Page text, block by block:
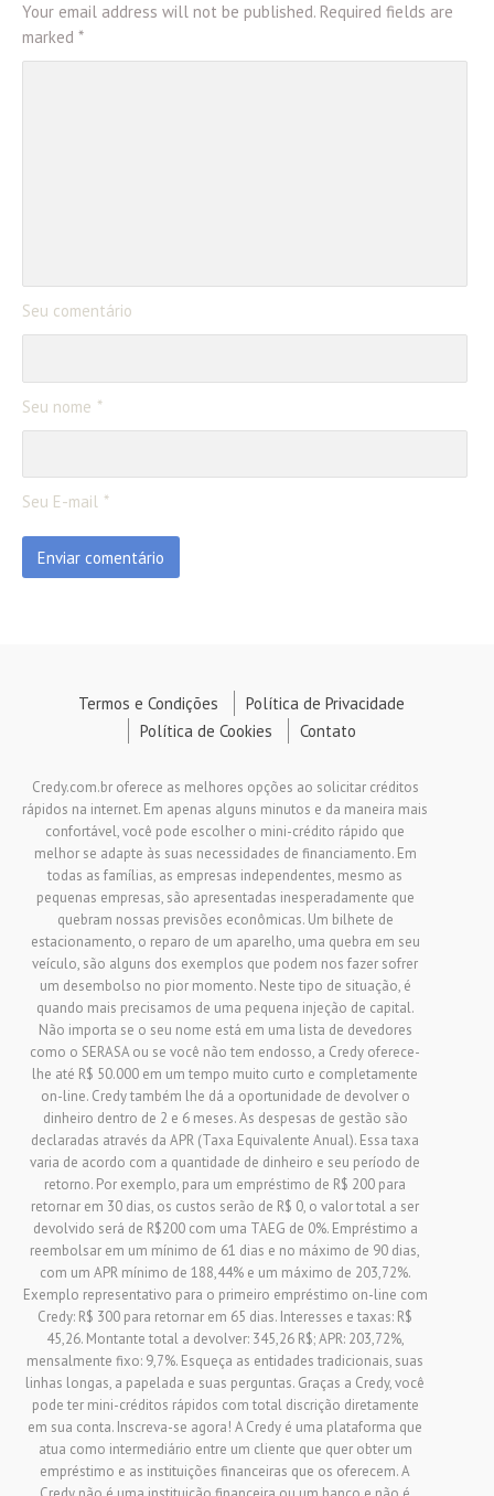
Your email address will not be published. Required fields are
marked *
Seu comentário
Seu nome
Seu E-mail
Termos e Condições
Política de Privacidade
Política de Cookies
Contato
Credy.com.br oferece as melhores opções ao solicitar créditos
rápidos na internet. Em apenas alguns minutos e da maneira mais
confortável, você pode escolher o mini-crédito rápido que
melhor se adapte às suas necessidades de financiamento. Em
todas as famílias, as empresas independentes, mesmo as
pequenas empresas, são apresentadas inesperadamente que
quebram nossas previsões econômicas. Um bilhete de
estacionamento, o reparo de um aparelho, uma quebra em seu
veículo, são alguns dos exemplos que podem nos fazer sofrer
um desembolso no pior momento. Neste tipo de situação, é
quando mais precisamos de uma pequena injeção de capital.
Não importa se o seu nome está em uma lista de devedores
como o SERASA ou se você não tem endosso, a Credy oferece-
lhe até R$ 50.000 em um tempo muito curto e completamente
on-line. Credy também lhe dá a oportunidade de devolver o
dinheiro dentro de 2 e 6 meses. As despesas de gestão são
declaradas através da APR (Taxa Equivalente Anual). Essa taxa
varia de acordo com a quantidade de dinheiro e seu período de
retorno. Por exemplo, para um empréstimo de R$ 200 para
retornar em 30 dias, os custos serão de R$ 0, o valor total a ser
devolvido será de R$200 com uma TAEG de 0%. Empréstimo a
reembolsar em um mínimo de 61 dias e no máximo de 90 dias,
com um APR mínimo de 188,44% e um máximo de 203,72%.
Exemplo representativo para o primeiro empréstimo on-line com
Credy: R$ 300 para retornar em 65 dias. Interesses e taxas: R$
45,26. Montante total a devolver: 345,26 R$; APR: 203,72%,
mensalmente fixo: 9,7%. Esqueça as entidades tradicionais, suas
linhas longas, a papelada e suas perguntas. Graças a Credy, você
pode ter mini-créditos rápidos com total discrição diretamente
em sua conta. Inscreva-se agora! A Credy é uma plataforma que
atua como intermediário entre um cliente que quer obter um
empréstimo e as instituições financeiras que os oferecem. A